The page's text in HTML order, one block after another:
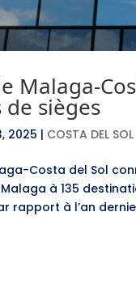
Malaga-
sièges
2025 | COSTA DEL SOL
Costa del Sol
à 135
rapport à l’an